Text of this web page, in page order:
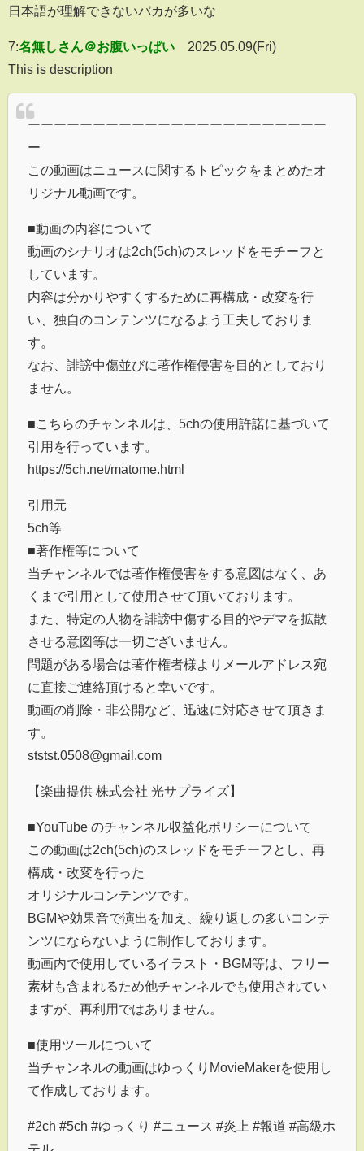
日本語が理解できないバカが多いな
7:名無しさん＠お腹いっぱい
2025.05.09(Fri)
This is description
ーーーーーーーーーーーーーーーーーーーーーーー
ー
この動画はニュースに関するトピックをまとめたオ
リジナル動画です。
■動画の内容について
動画のシナリオは2ch(5ch)のスレッドをモチーフと
しています。
内容は分かりやすくするために再構成・改変を行
い、独自のコンテンツになるよう工夫しておりま
す。
なお、誹謗中傷並びに著作権侵害を目的としており
ません。
■こちらのチャンネルは、5chの使用許諾に基づいて
引用を行っています。
https://5ch.net/matome.html
引用元
5ch等
■著作権等について
当チャンネルでは著作権侵害をする意図はなく、あ
くまで引用として使用させて頂いております。
また、特定の人物を誹謗中傷する目的やデマを拡散
させる意図等は一切ございません。
問題がある場合は著作権者様よりメールアドレス宛
に直接ご連絡頂けると幸いです。
動画の削除・非公開など、迅速に対応させて頂きま
す。
ststst.0508@gmail.com
【楽曲提供 株式会社 光サプライズ】
■YouTube のチャンネル収益化ポリシーについて
この動画は2ch(5ch)のスレッドをモチーフとし、再
構成・改変を行った
オリジナルコンテンツです。
BGMや効果音で演出を加え、繰り返しの多いコンテ
ンツにならないように制作しております。
動画内で使用しているイラスト・BGM等は、フリー
素材も含まれるため他チャンネルでも使用されてい
ますが、再利用ではありません。
■使用ツールについて
当チャンネルの動画はゆっくりMovieMakerを使用し
て作成しております。
#2ch #5ch #ゆっくり #ニュース #炎上 #報道 #高級ホ
テル